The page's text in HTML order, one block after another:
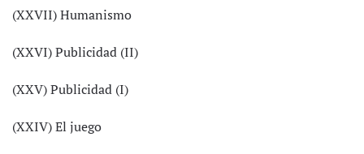
(XXVII) Humanismo
(XXVI) Publicidad (II)
(XXV) Publicidad (I)
(XXIV) El juego